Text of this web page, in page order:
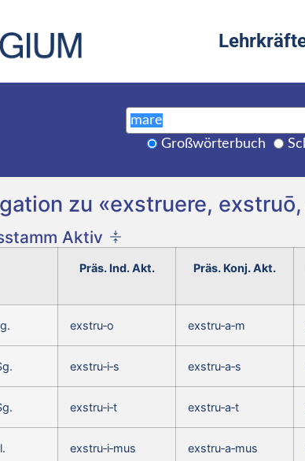
Großwörterbuch
zu «exstruere,
Aktiv
Präs. Ind. Akt. Präs. Konj. Akt.
exstru‑o exstru‑a‑m
exstru‑i‑s exstru‑a‑s
exstru‑i‑t exstru‑a‑t
exstru‑i‑mus exstru‑a‑mus